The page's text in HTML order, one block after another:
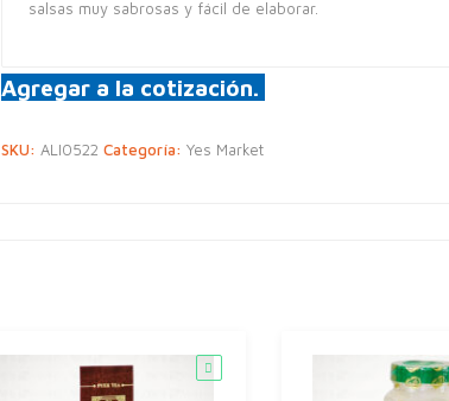
salsas muy sabrosas y fácil de elaborar.
Agregar a la cotización.
SKU: ALI0522 Categoría: Yes Market